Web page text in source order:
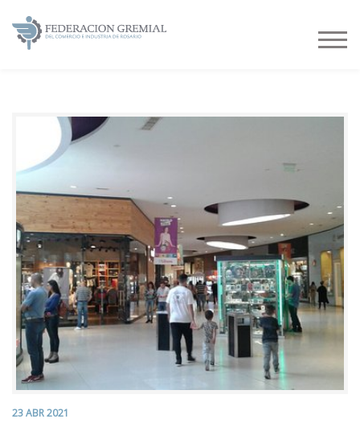
23 ABR 2021